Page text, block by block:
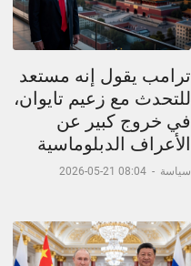
ترامب يقول إنه مستعد
للتحدث مع زعيم تايوان،
في خروج كبير عن
الأعراف الدبلوماسية
سياسة -
08:04 21-05-2026